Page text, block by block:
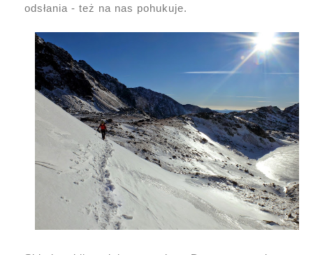
odsłania - też na nas pohukuje.